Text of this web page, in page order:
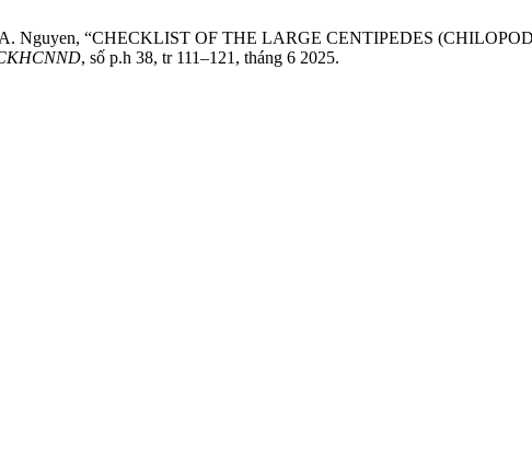
Nguyen, “CHECKLIST OF THE LARGE CENTIPEDES
, số p.h 38, tr 111–121, tháng 6 2025.